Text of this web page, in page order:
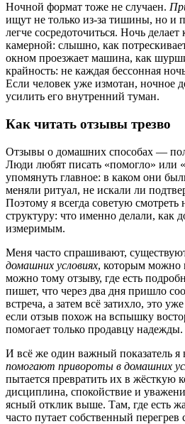
Ночной формат тоже не случаен.
ищут не только из-за тишины, но и
легче сосредоточиться. Ночь
камерной: слышно, как
окном проезжает машина, как
крайность: не каждая бессонная
Если человек уже измотан, ночное
усилить его внутренний туман.
Как читать отзывы трезво
Отзывы о домашних способах —
Люди любят писать «помогло» или
упомянуть главное: в каком они
меняли ритуал, не искали ли
Поэтому я всегда советую
структуру: что именно делали, как
измеримым.
Меня часто спрашивают,
домашних условиях, которым можно
можно тому отзыву, где есть
пишет, что через два дня пришло
встреча, а затем всё затихло, это
если отзыв похож на вспышку
помогает только продавцу надежды.
И всё же один важный показатель я
помогают привороты в домашних
пытается превратить их в жёсткую
дисциплина, спокойствие и
ясный отклик выше. Там, где есть
часто путает собственный перегрев